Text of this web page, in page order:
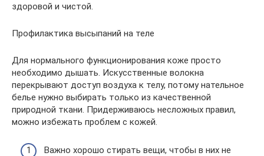
здоровой и чистой.
Профилактика высыпаний на теле
Для нормального функционирования коже просто
необходимо дышать. Искусственные волокна
перекрывают доступ воздуха к телу, потому нательное
белье нужно выбирать только из качественной
природной ткани. Придерживаюсь несложных правил,
можно избежать проблем с кожей.
Важно хорошо стирать вещи, чтобы в них не